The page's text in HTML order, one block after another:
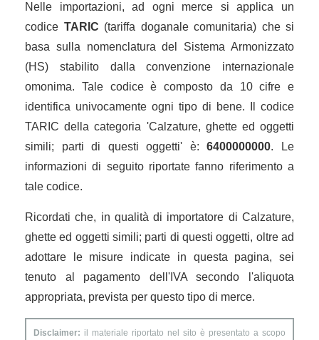
Nelle importazioni, ad ogni merce si applica un
codice TARIC (tariffa doganale comunitaria) che si
basa sulla nomenclatura del Sistema Armonizzato
(HS) stabilito dalla convenzione internazionale
omonima. Tale codice è composto da 10 cifre e
identifica univocamente ogni tipo di bene. Il codice
TARIC della categoria 'Calzature, ghette ed oggetti
simili; parti di questi oggetti' è:6400000000. Le
informazioni di seguito riportate fanno riferimento a
tale codice.
Ricordati che, in qualità di importatore di Calzature,
ghette ed oggetti simili; parti di questi oggetti, oltre ad
adottare le misure indicate in questa pagina, sei
tenuto al pagamento dell'IVA secondo l'aliquota
appropriata, prevista per questo tipo di merce.
Disclaimer: il materiale riportato nel sito è presentato a scopo